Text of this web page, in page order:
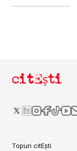
citEști
Topuri citEști